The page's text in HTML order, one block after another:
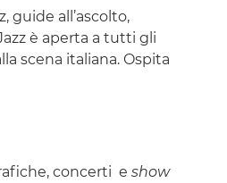
guide all’ascolto,
è aperta a tutti gli
scena italiana. Ospita
concerti e show